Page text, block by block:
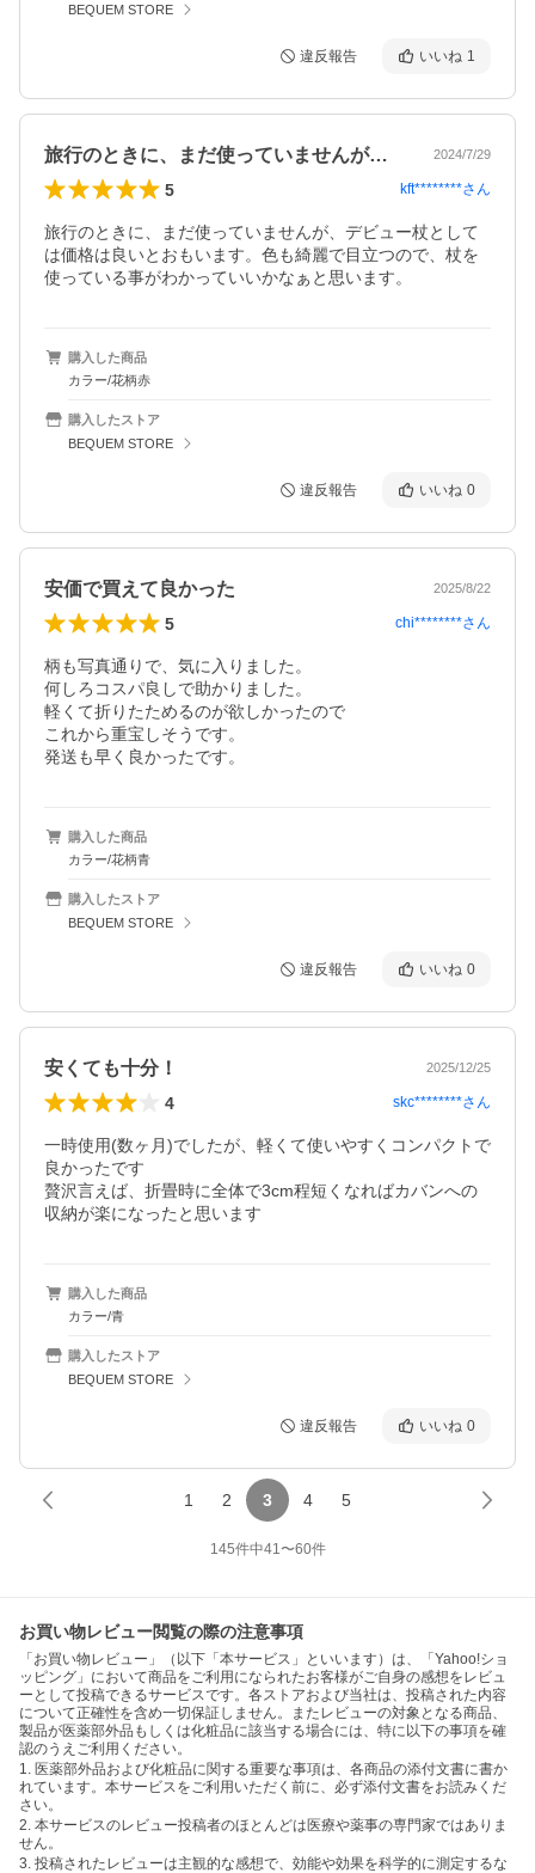
BEQUEM STORE
違反報告 いいね 1
旅行のときに、まだ使っていませんが、デ… 2024/7/29
5 kft********さん
旅行のときに、まだ使っていませんが、デビュー杖として
は価格は良いとおもいます。色も綺麗で目立つので、杖を
購入した商品
カラー/花柄赤
購入したストア
BEQUEM STORE
違反報告 いいね 0
安価で買えて良かった 2025/8/22
5 chi********さん
柄も写真通りで、気に入りました。
何しろコスパ良しで助かりました。
軽くて折りたためるのが欲しかったので
これから重宝しそうです。
発送も早く良かったです。
購入した商品
カラー/花柄青
購入したストア
BEQUEM STORE
違反報告 いいね 0
安くても十分！ 2025/12/25
4 skc********さん
一時使用(数ヶ月)でしたが、軽くて使いやすくコンパクトで
良かったです
贅沢言えば、折畳時に全体で3cm程短くなればカバンへの
収納が楽になったと思います
購入した商品
カラー/青
購入したストア
BEQUEM STORE
違反報告 いいね 0
1 2 3 4 5
145件中41〜60件
お買い物レビュー閲覧の際の注意事項
「お買い物レビュー」（以下「本サービス」といいます）は、「Yahoo!ショ
ッピング」において商品をご利用になられたお客様がご自身の感想をレビュ
ーとして投稿できるサービスです。各ストアおよび当社は、投稿された内容
について正確性を含め一切保証しません。またレビューの対象となる商品、
製品が医薬部外品もしくは化粧品に該当する場合には、特に以下の事項を確
認のうえご利用ください。
1. 医薬部外品および化粧品に関する重要な事項は、各商品の添付文書に書か
れています。本サービスをご利用いただく前に、必ず添付文書をお読みくだ
さい。
2. 本サービスのレビュー投稿者のほとんどは医療や薬事の専門家ではありま
せん。
3. 投稿されたレビューは主観的な感想で、効能や効果を科学的に測定するな